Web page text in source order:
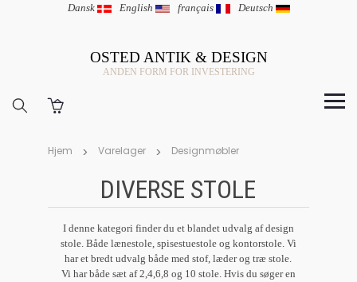
Dansk | English | français | Deutsch
OSTED ANTIK & DESIGN
ANDEN FORM FOR INVESTERING
Hjem Varelager Designmøbler
DIVERSE STOLE
I denne kategori finder du et blandet udvalg af design
stole. Både lænestole, spisestuestole og kontorstole. Vi
har et bredt udvalg både med stof, læder og træ stole.
Vi har både sæt af 2,4,6,8 og 10 stole. Hvis du søger en